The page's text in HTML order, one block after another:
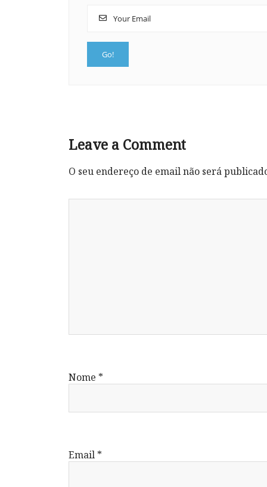
Leave a Comment
O seu endereço de email não será
Nome *
Email *